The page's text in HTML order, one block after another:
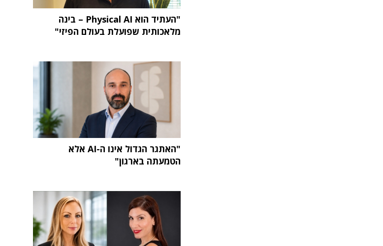
"העתיד הוא Physical AI – בינה
מלאכותית שפועלת בעולם הפיזי"
"האתגר הגדול אינו ה-AI אלא
הטמעתה בארגון"